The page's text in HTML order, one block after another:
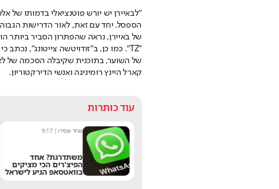
קארל היינץ רומיניגה ואנשי הדירקטוריון.
עוד כותרות
שחר שפירו |
9:17
משתדרגת? אחד
הפיצ'רים הכי מציקים
בוואטסאפ הגיע לישראל